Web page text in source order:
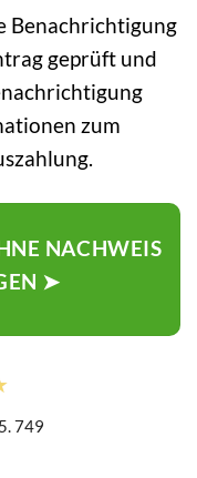
Benachrichtigung
geprüft und
zum
NACHWEIS
➤
749